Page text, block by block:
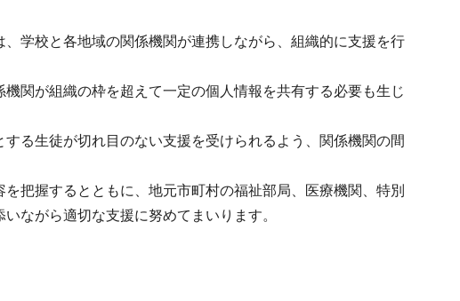
学校と各地域の関係機関が連携しながら、組織的に支援を行
関が組織の枠を超えて一定の個人情報を共有する必要も生じ
る生徒が切れ目のない支援を受けられるよう、関係機関の間
把握するとともに、地元市町村の福祉部局、医療機関、特別
ながら適切な支援に努めてまいります。